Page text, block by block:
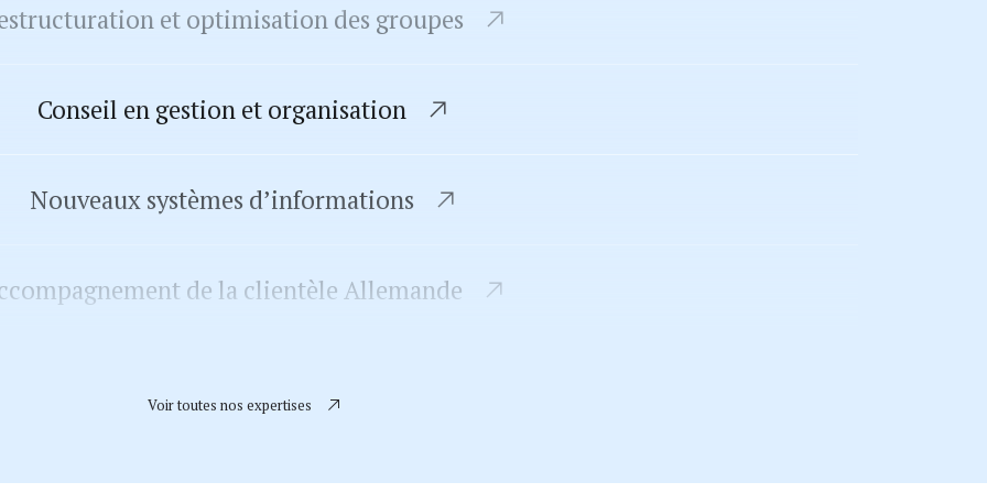
et optimisation des groupes
Conseil en gestion et organisation
Nouveaux systèmes d’informations
de la clientèle Allemande
Voir toutes nos expertises